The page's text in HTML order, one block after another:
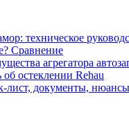
техническое
Сравнение
агрегатора
остеклении Rehau
лист, документы,